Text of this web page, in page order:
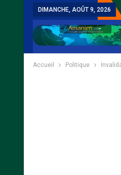
DIMANCHE, AOÛT 9, 2026
Accueil Politique